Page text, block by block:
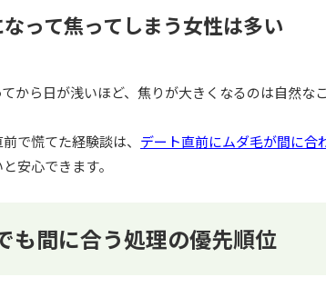
って焦ってしまう女性は多い
から日が浅いほど、焦りが大きくなるのは自然なこ
で慌てた経験談は、 デート直前にムダ毛が間に合
安心できます。
も間に合う処理の優先順位